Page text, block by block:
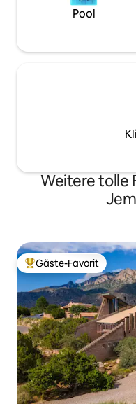
Pool
Weitere tolle
Beliebter Gäste-Favorit.
Gäste-Favorit